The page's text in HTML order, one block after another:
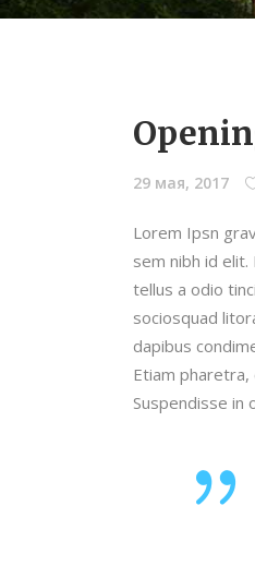
29 мая, 2017
Lorem Ipsn
sem nibh id
tellus a odio
sociosquad
dapibus
Etiam
Suspendisse in